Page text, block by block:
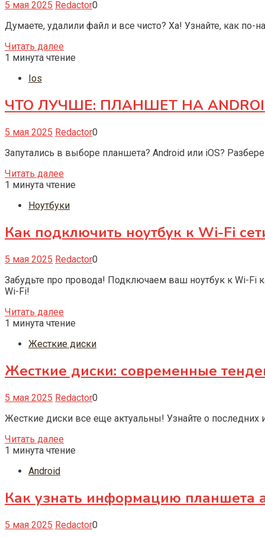
5 мая 2025 Redactor0
Думаете, удалили файл и все чисто? Ха! Узнайте, как
Читать далее
1 минута чтение
Ios
ЧТО ЛУЧШЕ: ПЛАНШЕТ НА
5 мая 2025 Redactor0
Запутались в выборе планшета? Android или iOS?
Читать далее
1 минута чтение
Ноутбуки
Как подключить ноутбук к Wi-Fi
5 мая 2025 Redactor0
Забудьте про провода! Подключаем ваш ноутбук к Wi-Fi
Wi-Fi!
Читать далее
1 минута чтение
Жесткие диски
Жесткие диски: современные
5 мая 2025 Redactor0
Жесткие диски все еще актуальны! Узнайте о
Читать далее
1 минута чтение
Android
Как узнать информацию планшета
5 мая 2025 Redactor0